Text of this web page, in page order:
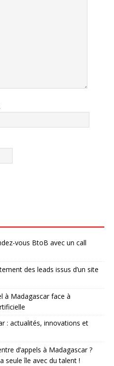
vous BtoB avec un call
des leads issus d’un site
à Madagascar face à
: actualités, innovations et
d’appels à Madagascar ?
seule île avec du talent !